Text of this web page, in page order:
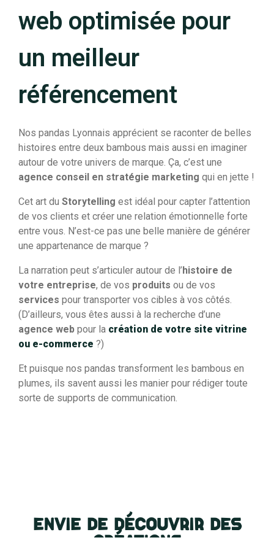
web optimisée pour
un meilleur
référencement
Nos pandas Lyonnais apprécient se raconter de belles
histoires entre deux bambous mais aussi en imaginer
autour de votre univers de marque. Ça, c’est une
agence conseil en stratégie marketing qui en jette !
Cet art du Storytelling est idéal pour capter l’attention
de vos clients et créer une relation émotionnelle forte
entre vous. N’est-ce pas une belle manière de générer
une appartenance de marque ?
La narration peut s’articuler autour de l’histoire de
votre entreprise, de vos produits ou de vos
services pour transporter vos cibles à vos côtés.
(D’ailleurs, vous êtes aussi à la recherche d’une
agence web pour la création de votre site vitrine
ou e-commerce ?)
Et puisque nos pandas transforment les bambous en
plumes, ils savent aussi les manier pour rédiger toute
sorte de supports de communication.
ENVIE DE DÉCOUVRIR DES
CRÉATIONS